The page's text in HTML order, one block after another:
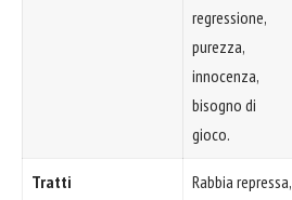
regressione,
purezza,
innocenza,
bisogno di
gioco.
Tratti
Rabbia repressa,